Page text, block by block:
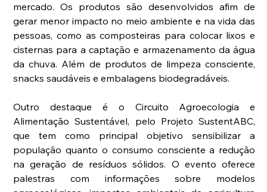
mercado. Os produtos são desenvolvidos afim de
gerar menor impacto no meio ambiente e na vida das
pessoas, como as composteiras para colocar lixos e
cisternas para a captação e armazenamento da água
da chuva. Além de produtos de limpeza consciente,
snacks saudáveis e embalagens biodegradáveis.
Outro destaque é o Circuito Agroecologia e
Alimentação Sustentável, pelo Projeto SustentABC,
que tem como principal objetivo sensibilizar a
população quanto o consumo consciente a redução
na geração de resíduos sólidos. O evento oferece
palestras com informações sobre modelos